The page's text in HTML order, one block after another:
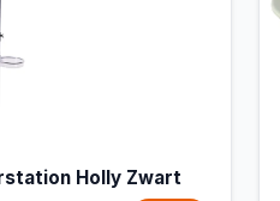
Holly Zwart